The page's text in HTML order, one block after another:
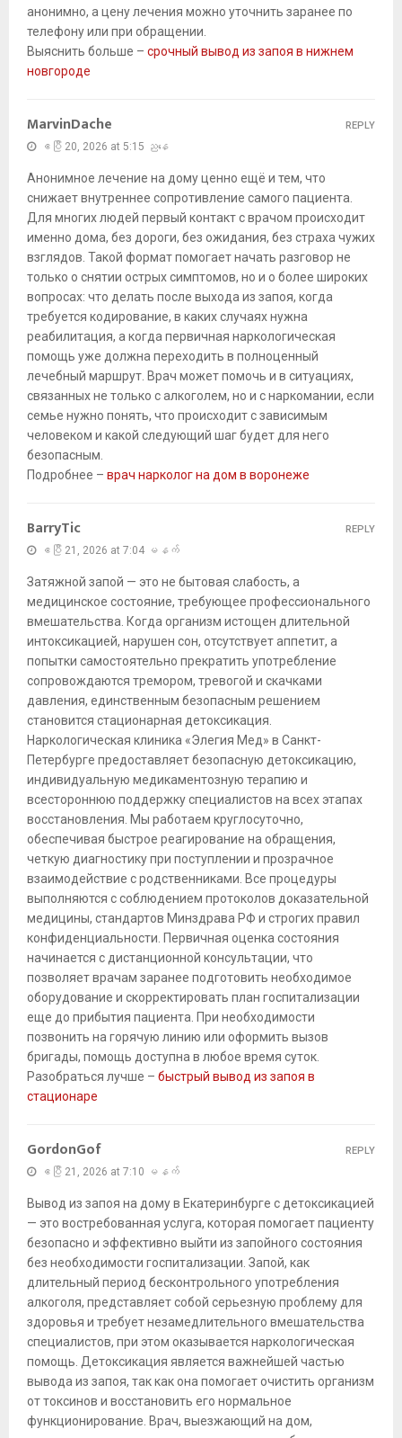
анонимно, а цену лечения можно уточнить заранее по
телефону или при обращении.
Выяснить больше – срочный вывод из запоя в нижнем
новгороде
MarvinDache
ဧပြီ 20, 2026 at 5:15 ညနေ
Анонимное лечение на дому ценно ещё и тем, что
снижает внутреннее сопротивление самого пациента.
Для многих людей первый контакт с врачом происходит
именно дома, без дороги, без ожидания, без страха чужих
взглядов. Такой формат помогает начать разговор не
только о снятии острых симптомов, но и о более широких
вопросах: что делать после выхода из запоя, когда
требуется кодирование, в каких случаях нужна
реабилитация, а когда первичная наркологическая
помощь уже должна переходить в полноценный
лечебный маршрут. Врач может помочь и в ситуациях,
связанных не только с алкоголем, но и с наркомании, если
семье нужно понять, что происходит с зависимым
человеком и какой следующий шаг будет для него
безопасным.
Подробнее – врач нарколог на дом в воронеже
REPLY
BarryTic
ဧပြီ 21, 2026 at 7:04 မနက်
Затяжной запой — это не бытовая слабость, а
медицинское состояние, требующее профессионального
вмешательства. Когда организм истощен длительной
интоксикацией, нарушен сон, отсутствует аппетит, а
попытки самостоятельно прекратить употребление
сопровождаются тремором, тревогой и скачками
давления, единственным безопасным решением
становится стационарная детоксикация.
Наркологическая клиника «Элегия Мед» в Санкт-
Петербурге предоставляет безопасную детоксикацию,
индивидуальную медикаментозную терапию и
всестороннюю поддержку специалистов на всех этапах
восстановления. Мы работаем круглосуточно,
обеспечивая быстрое реагирование на обращения,
четкую диагностику при поступлении и прозрачное
взаимодействие с родственниками. Все процедуры
выполняются с соблюдением протоколов доказательной
медицины, стандартов Минздрава РФ и строгих правил
конфиденциальности. Первичная оценка состояния
начинается с дистанционной консультации, что
позволяет врачам заранее подготовить необходимое
оборудование и скорректировать план госпитализации
еще до прибытия пациента. При необходимости
позвонить на горячую линию или оформить вызов
бригады, помощь доступна в любое время суток.
Разобраться лучше – быстрый вывод из запоя в
стационаре
REPLY
GordonGof
ဧပြီ 21, 2026 at 7:10 မနက်
Вывод из запоя на дому в Екатеринбурге с детоксикацией
— это востребованная услуга, которая помогает пациенту
безопасно и эффективно выйти из запойного состояния
без необходимости госпитализации. Запой, как
длительный период бесконтрольного употребления
алкоголя, представляет собой серьезную проблему для
здоровья и требует незамедлительного вмешательства
специалистов, при этом оказывается наркологическая
помощь. Детоксикация является важнейшей частью
вывода из запоя, так как она помогает очистить организм
от токсинов и восстановить его нормальное
функционирование. Врач, выезжающий на дом,
REPLY